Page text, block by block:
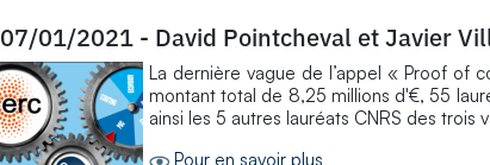
07/01/2021 - David Pointcheval et Javier
La dernière vague de l’appel « Proof of
montant total de 8,25 millions d'€, 55
ainsi les 5 autres lauréats CNRS des
Pour en savoir plus